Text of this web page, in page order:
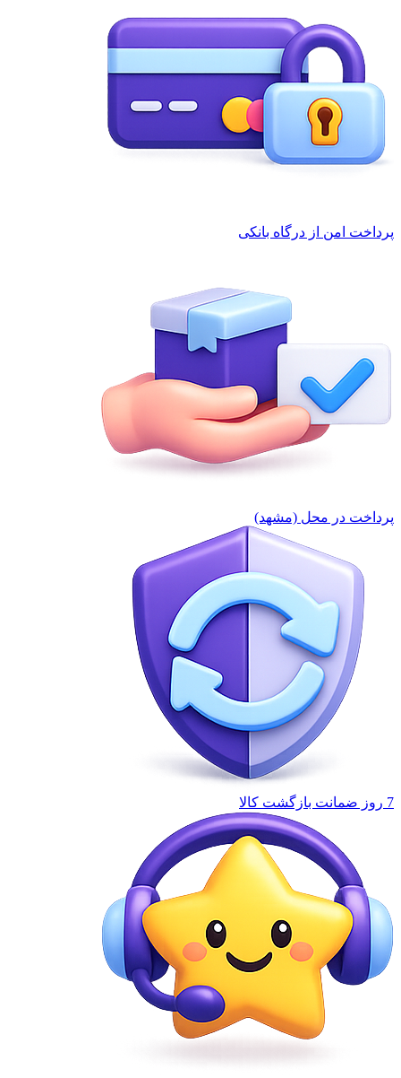
پرداخت امن از درگاه بانکی
پرداخت در محل (مشهد)
7 روز ضمانت بازگشت کالا